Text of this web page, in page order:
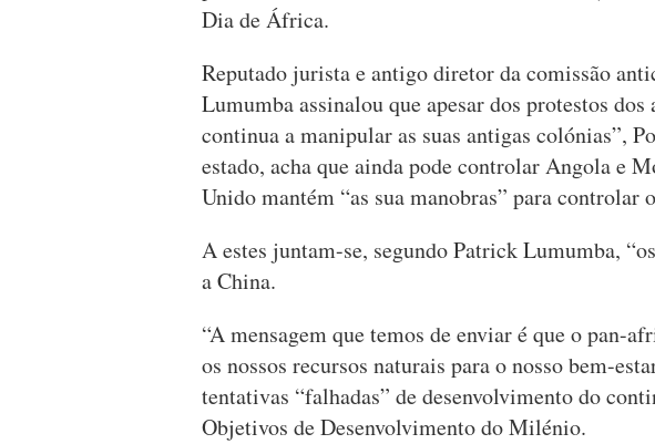
Dia de África.
Reputado jurista e antigo diretor da comissão
Lumumba assinalou que apesar dos protestos dos
continua a manipular as suas antigas colónias”,
estado, acha que ainda pode controlar Angola e
Unido mantém “as sua manobras” para controlar
A estes juntam-se, segundo Patrick Lumumba,
a China.
“A mensagem que temos de enviar é que o pan-
os nossos recursos naturais para o nosso bem-
tentativas “falhadas” de desenvolvimento do
Objetivos de Desenvolvimento do Milénio.